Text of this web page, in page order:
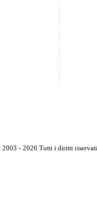
- 2026 Tutti i diritti riservati.